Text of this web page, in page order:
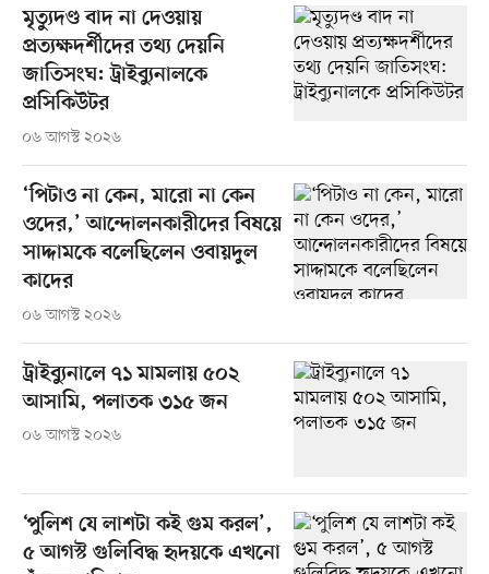
মৃত্যুদণ্ড বাদ না দেওয়ায়
প্রত্যক্ষদর্শীদের তথ্য দেয়নি
জাতিসংঘ: ট্রাইব্যুনালকে
প্রসিকিউটর
০৬ আগস্ট ২০২৬
‘পিটাও না কেন, মারো না কেন
ওদের,’ আন্দোলনকারীদের বিষয়ে
সাদ্দামকে বলেছিলেন ওবায়দুল
কাদের
০৬ আগস্ট ২০২৬
ট্রাইব্যুনালে ৭১ মামলায় ৫০২
আসামি, পলাতক ৩১৫ জন
০৬ আগস্ট ২০২৬
‘পুলিশ যে লাশটা কই গুম করল’,
৫ আগস্ট গুলিবিদ্ধ হৃদয়কে এখনো